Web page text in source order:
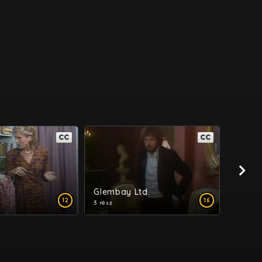
12
CC
16
CC
Glembay Ltd.
3 rész